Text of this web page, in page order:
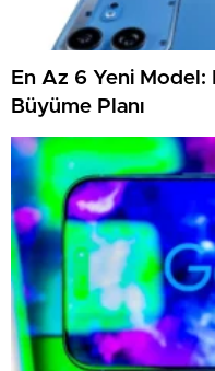
En Az 6 Yeni Model:
Büyüme Planı